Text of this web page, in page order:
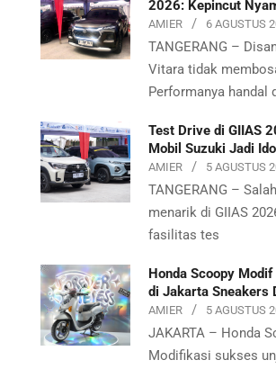
2026: Kepincut
AMIER 6 AGUSTUS
TANGERANG –
Vitara tidak
Performanya handal
Test Drive di GIIAS
Mobil Suzuki Jadi
AMIER 5 AGUSTUS
TANGERANG –
menarik di GIIAS
fasilitas tes
Honda Scoopy
di Jakarta Sneakers
AMIER 5 AGUSTUS
JAKARTA – Honda
Modifikasi sukses